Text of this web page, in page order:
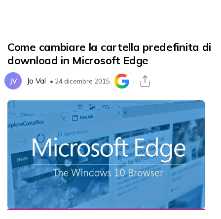
Come cambiare la cartella predefinita di
download in Microsoft Edge
JV Jo Val • 24 dicembre 2015